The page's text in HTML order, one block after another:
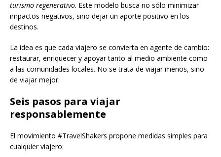
turismo regenerativo. Este modelo busca no sólo minimizar
impactos negativos, sino dejar un aporte positivo en los
destinos.
La idea es que cada viajero se convierta en agente de cambio:
restaurar, enriquecer y apoyar tanto al medio ambiente como
a las comunidades locales. No se trata de viajar menos, sino
de viajar mejor.
Seis pasos para viajar
responsablemente
El movimiento #TravelShakers propone medidas simples para
cualquier viajero: